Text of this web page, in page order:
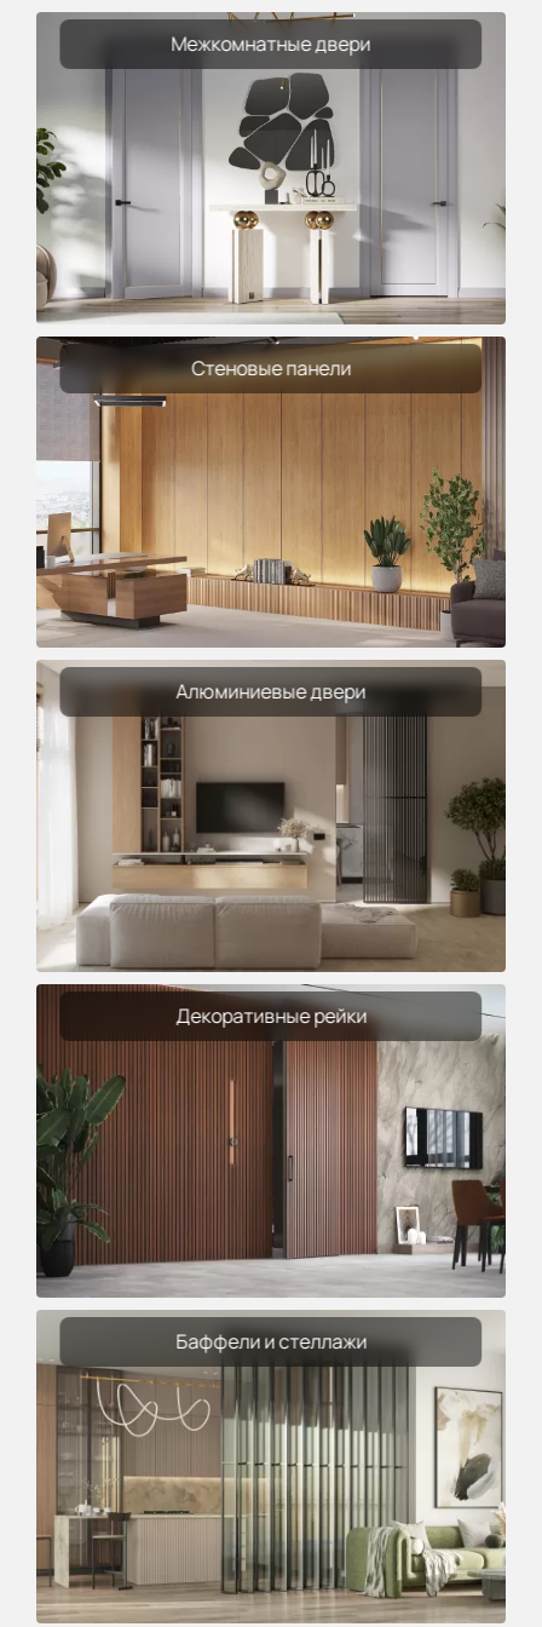
Межкомнатные двери
Стеновые панели
Алюминиевые двери
Декоративные рейки
Баффели и стеллажи